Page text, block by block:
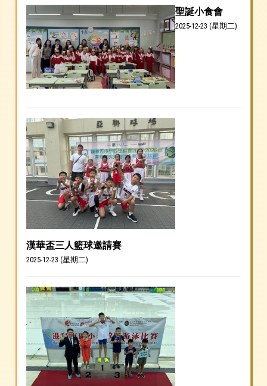
聖誕小食會
2025-12-23 (星期二)
漢華盃三人籃球邀請賽
2025-12-23 (星期二)